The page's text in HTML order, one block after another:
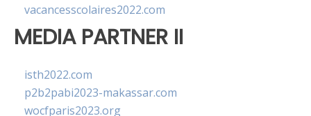
vacancesscolaires2022.com
MEDIA PARTNER II
isth2022.com
p2b2pabi2023-makassar.com
wocfparis2023.org